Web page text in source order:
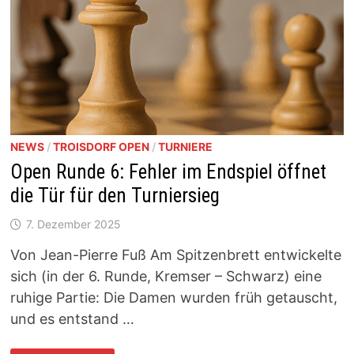
NEWS/TROISDORF OPEN/TURNIERE
Open Runde 6: Fehler im Endspiel öffnet
die Tür für den Turniersieg
7. Dezember 2025
Von Jean-Pierre Fuß Am Spitzenbrett entwickelte
sich (in der 6. Runde, Kremser – Schwarz) eine
ruhige Partie: Die Damen wurden früh getauscht,
und es entstand …